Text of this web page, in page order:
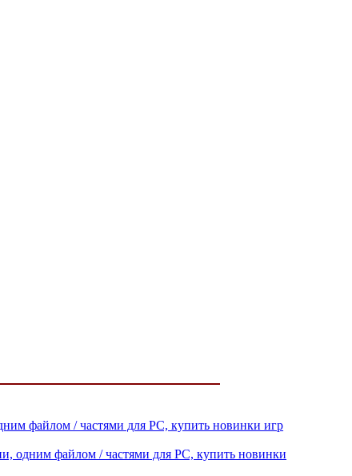
файлом / частями для PC, купить новинки игр
одним файлом / частями для PC, купить новинки